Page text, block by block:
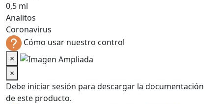
0,5 ml
Analitos
Coronavirus
Cómo usar nuestro control
×
×
Debe iniciar sesión para descargar la documentación
de este producto.